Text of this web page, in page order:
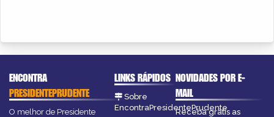
ENCONTRA
PRESIDENTEPRUDENTE
O melhor de Presidente
LINKS RÁPIDOS
Sobre
EncontraPresidentePrudente
NOVIDADES POR E-
MAIL
Receba grátis as